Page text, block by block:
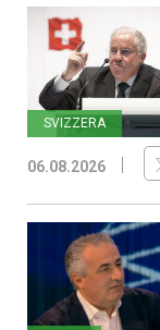
SVIZZERA
06.08.2026